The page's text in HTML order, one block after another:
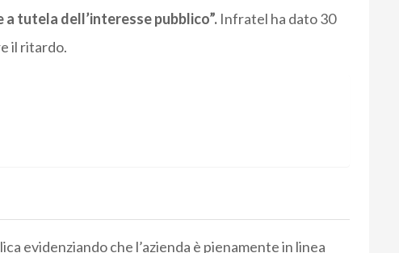
tutela dell’interesse pubblico”. Infratel ha dato 30
il ritardo.
evidenziando che l’azienda è pienamente in linea